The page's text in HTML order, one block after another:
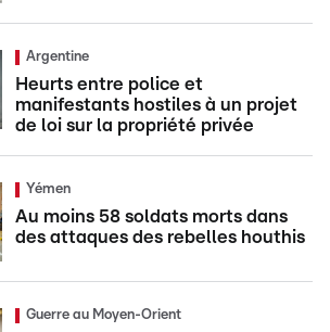
Argentine
Heurts entre police et
manifestants hostiles à un projet
de loi sur la propriété privée
Yémen
Au moins 58 soldats morts dans
des attaques des rebelles houthis
Guerre au Moyen-Orient